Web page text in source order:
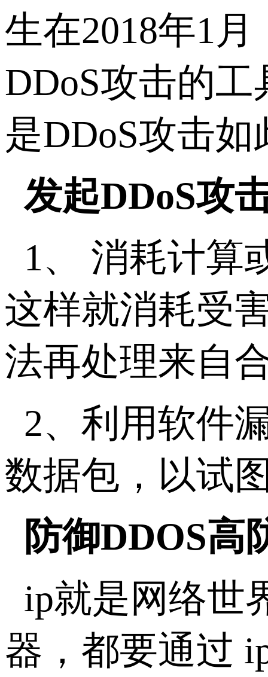
生在2018年1
DDoS攻击的
是DDoS攻击
发起DDoS攻
1、 消耗计算
这样就消耗受
法再处理来自
2、利用软件
数据包，以试
防御DDOS高
ip就是网络世
器，都要通过